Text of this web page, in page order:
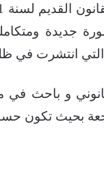
جديدة
التي انتشرت في
و باحث في
بحيث تكون